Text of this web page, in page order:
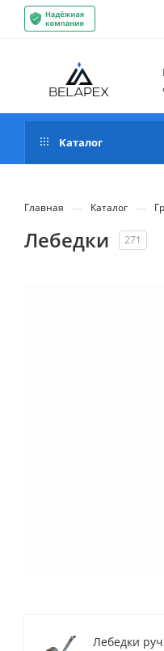
Каталог
Главная — Каталог —
Лебедки 271
Лебедки